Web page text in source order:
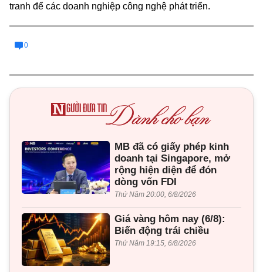
tranh để các doanh nghiệp công nghệ phát triển.
0
MB đã có giấy phép kinh
doanh tại Singapore, mở
rộng hiện diện để đón
dòng vốn FDI
Thứ Năm 20:00, 6/8/2026
Giá vàng hôm nay (6/8):
Biến động trái chiều
Thứ Năm 19:15, 6/8/2026